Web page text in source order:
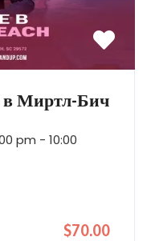
в Миртл-Бич
pm - 10:00
$70.00